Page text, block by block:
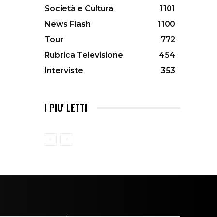
Società e Cultura
1101
News Flash
1100
Tour
772
Rubrica Televisione
454
Interviste
353
I PIU' LETTI